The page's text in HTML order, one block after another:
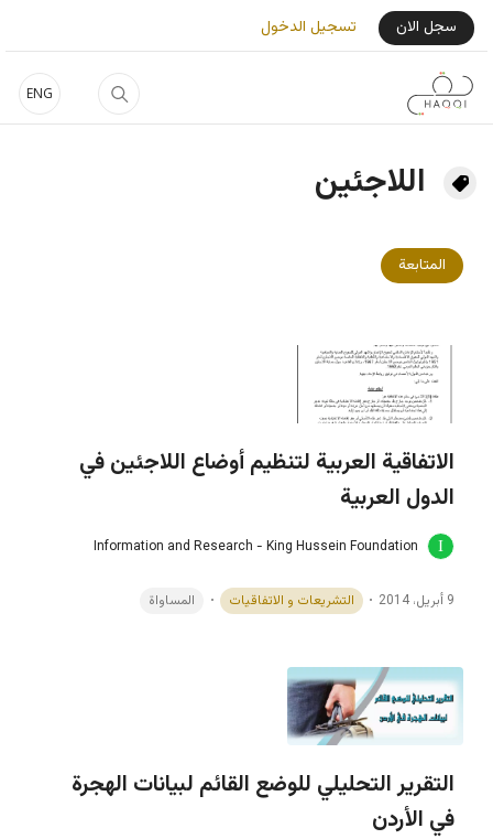
تجاوز إلى المحتوى الرئيسي
ENG
User Login Menu
سجل الان تسجيل الدخول
اللاجئين
المتابعة
الاتفاقية العربية لتنظيم أوضاع اللاجئين في
الدول العربية
Information and Research - King Hussein Foundation
9 أبريل، 2014 التشريعات و الاتفاقيات المساواة
التقرير التحليلي للوضع القائم لبيانات الهجرة
في الأردن